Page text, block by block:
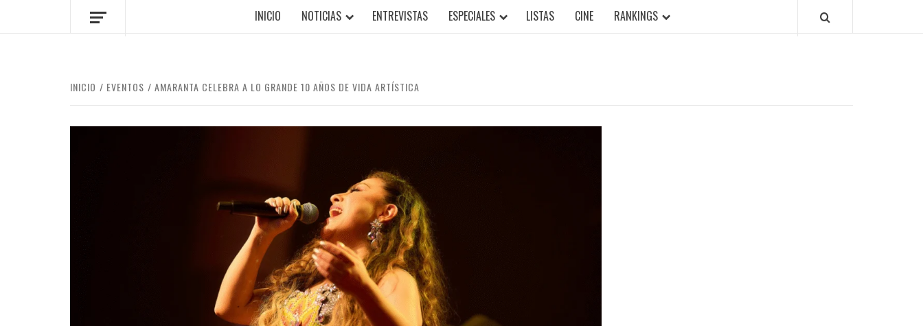
INICIO NOTICIAS ENTREVISTAS ESPECIALES LISTAS CINE RANKINGS
INICIO EVENTOS AMARANTA CELEBRA A LO GRANDE 10 AÑOS DE VIDA ARTÍSTICA